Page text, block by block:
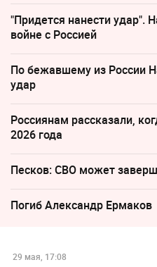
"Придется нанести удар".
войне с Россией
По бежавшему из России
удар
Россиянам рассказали,
2026 года
Песков: СВО может
Погиб Александр Ермаков
29 мая, 17:08